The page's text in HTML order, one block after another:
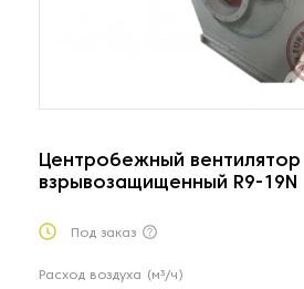
Центробежный вентилятор
взрывозащищенный R9-19N
Под заказ
Расход воздуха (м³/ч)